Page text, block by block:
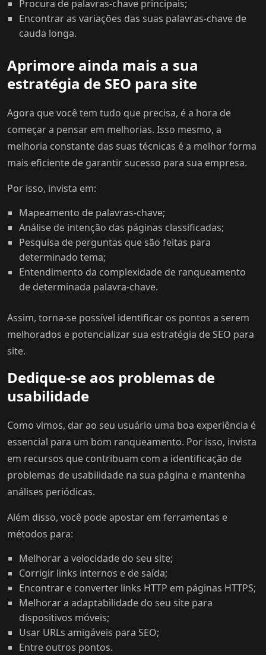
Procura de palavras-chave principais;
Encontrar as variações das suas palavras-chave de
cauda longa.
Aprimore ainda mais a sua
estratégia de SEO para site
Agora que você tem tudo que precisa, é a hora de
começar a pensar em melhorias. Isso mesmo, a
melhoria constante das suas técnicas é a melhor forma
mais eficiente de garantir sucesso para sua empresa.
Por isso, invista em:
Mapeamento de palavras-chave;
Análise de intenção das páginas classificadas;
Pesquisa de perguntas que são feitas para
determinado tema;
Entendimento da complexidade de ranqueamento
de determinada palavra-chave.
Assim, torna-se possível identificar os pontos a serem
melhorados e potencializar sua estratégia de SEO para
site.
Dedique-se aos problemas de
usabilidade
Como vimos, dar ao seu usuário uma boa experiência é
essencial para um bom ranqueamento. Por isso, invista
em recursos que contribuam com a identificação de
problemas de usabilidade na sua página e mantenha
análises periódicas.
Além disso, você pode apostar em ferramentas e
métodos para:
Melhorar a velocidade do seu site;
Corrigir links internos e de saída;
Encontrar e converter links HTTP em páginas HTTPS;
Melhorar a adaptabilidade do seu site para
dispositivos móveis;
Usar URLs amigáveis para SEO;
Entre outros pontos.